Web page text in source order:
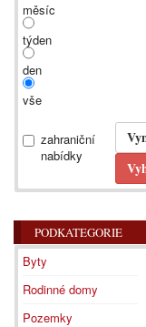
měsíc
týden
den
vše
zahraniční
nabídky
PODKATEGORIE
Byty
Rodinné domy
Pozemky